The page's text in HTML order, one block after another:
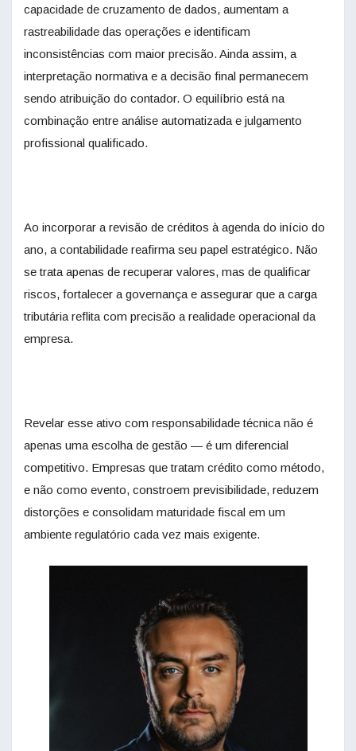
capacidade de cruzamento de dados, aumentam a
rastreabilidade das operações e identificam
inconsistências com maior precisão. Ainda assim, a
interpretação normativa e a decisão final permanecem
sendo atribuição do contador. O equilíbrio está na
combinação entre análise automatizada e julgamento
profissional qualificado.
Ao incorporar a revisão de créditos à agenda do início do
ano, a contabilidade reafirma seu papel estratégico. Não
se trata apenas de recuperar valores, mas de qualificar
riscos, fortalecer a governança e assegurar que a carga
tributária reflita com precisão a realidade operacional da
empresa.
Revelar esse ativo com responsabilidade técnica não é
apenas uma escolha de gestão — é um diferencial
competitivo. Empresas que tratam crédito como método,
e não como evento, constroem previsibilidade, reduzem
distorções e consolidam maturidade fiscal em um
ambiente regulatório cada vez mais exigente.